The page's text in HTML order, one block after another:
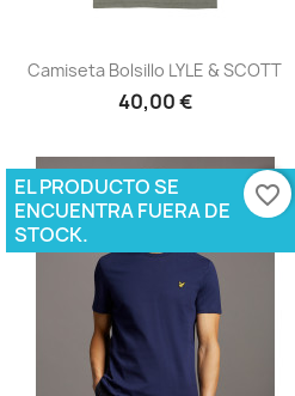
Vista rápida
Camiseta Bolsillo LYLE & SCOTT
40,00 €
EL PRODUCTO SE
ENCUENTRA FUERA DE
STOCK.
favorite_border